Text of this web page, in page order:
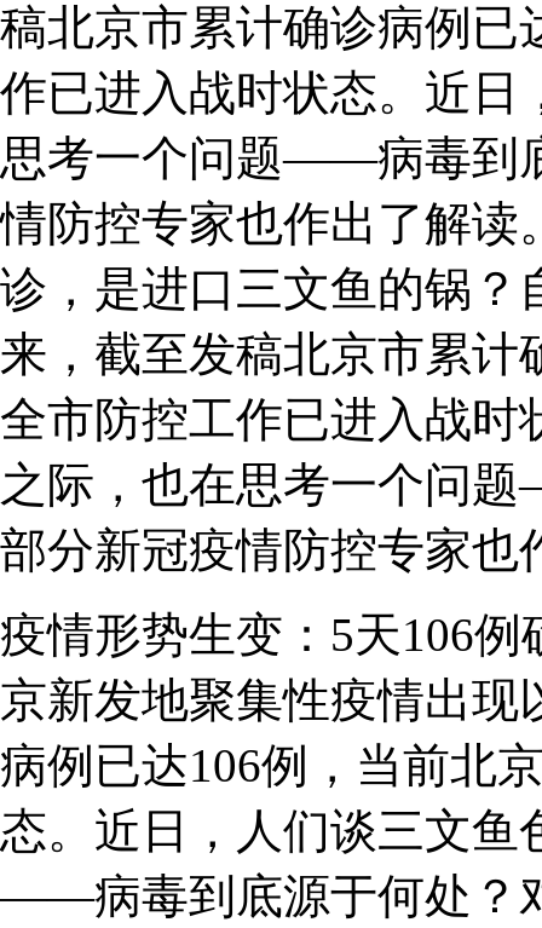
稿北京市累计确诊病例已
作已进入战时状态。近日
思考一个问题——病毒到
情防控专家也作出了解读
诊，是进口三文鱼的锅？
来，截至发稿北京市累计
全市防控工作已进入战时
之际，也在思考一个问
部分新冠疫情防控专家也
疫情形势生变：5天106
京新发地聚集性疫情出现
病例已达106例，当前北
态。近日，人们谈三文
——病毒到底源于何处？